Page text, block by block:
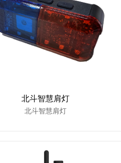
北斗智慧肩灯
北斗智慧肩灯